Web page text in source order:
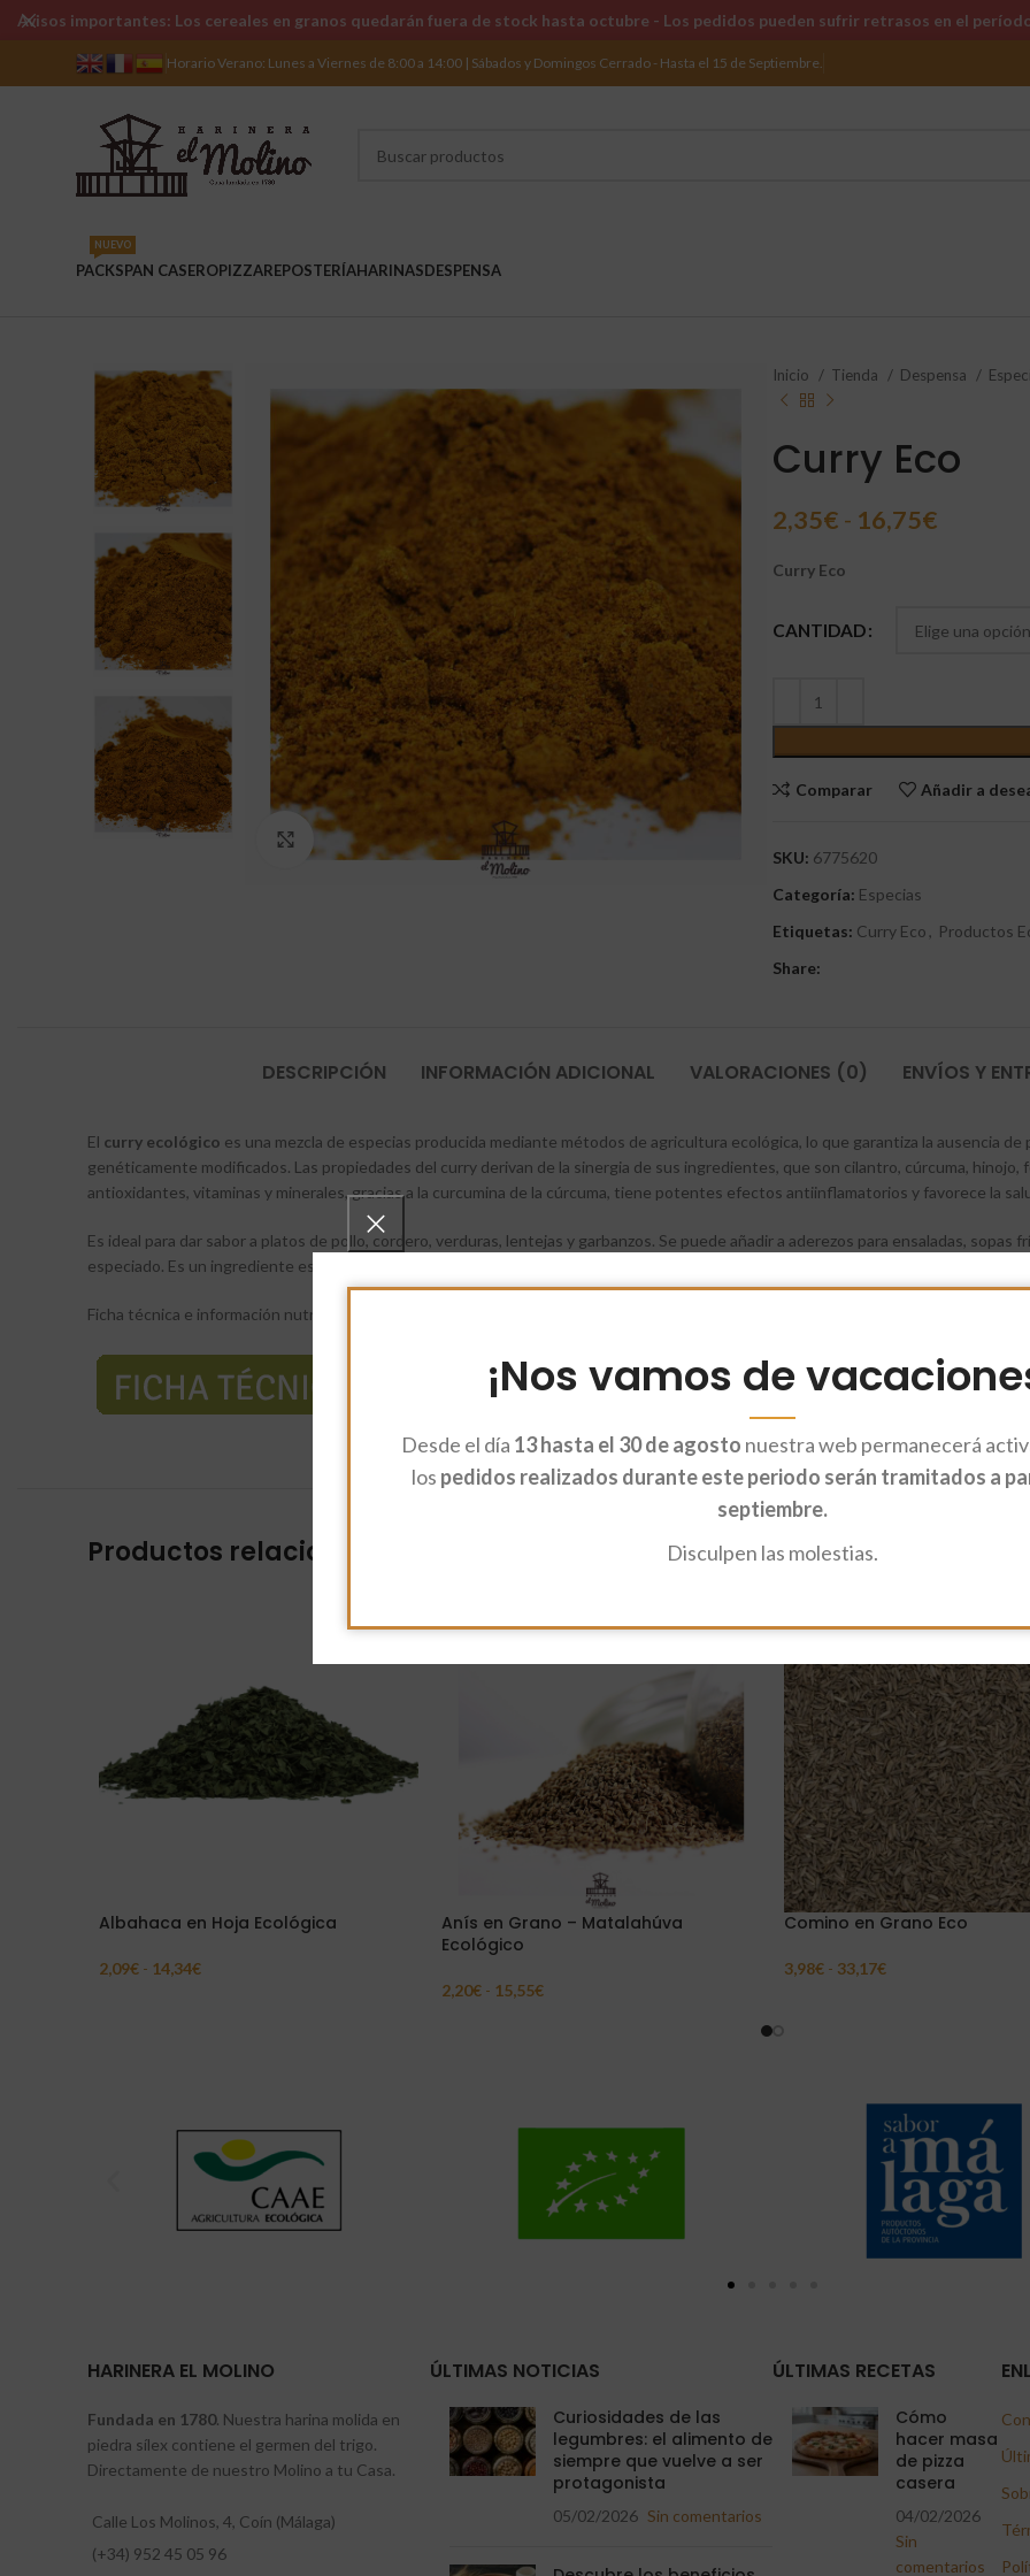
¡Nos vamos de
Desde el día 13 hasta el 30 de agosto nuestra web permanecerá
los pedidos realizados durante este periodo serán tramitados a
septiembre.
Disculpen las molestias.
Horario Verano: Lunes a Viernes de 8:00 a 14:00 | Sábados y Domingos Cerrado - Hasta el 15 de Septiembre.
PACKS
NUEVO
PAN CASEROPIZZAREPOSTERÍAHARINASDESPENSA
Click to enlarge
Inicio Tienda Despensa
Curry Eco
2,35€ - 16,75€
Curry Eco
CANTIDAD
Comparar Añadir a
SKU: 6775620
Categoría: Especias
Etiquetas: Curry Eco , Productos
Share:
DESCRIPCIÓN INFORMACIÓN ADICIONAL VALORACIONES (0) ENVÍOS Y
El curry ecológico es una mezcla de especias producida mediante métodos de agricultura ecológica, lo que garantiza la ausencia
genéticamente modificados. Las propiedades del curry derivan de la sinergia de sus ingredientes, que son cilantro, cúrcuma, hinojo,
antioxidantes, vitaminas y minerales, gracias a la curcumina de la cúrcuma, tiene potentes efectos antiinflamatorios y favorece la
Es ideal para dar sabor a platos de pollo, cordero, verduras, lentejas y garbanzos. Se puede añadir a aderezos para ensaladas,
especiado. Es un ingrediente esencial en recetas populares como «pollo al curry», «arroz al curry» o «curry vegano con tofu».
Ficha técnica e información nutricional:
Productos relacionados
Albahaca en Hoja Ecológica
2,09€ - 14,34€
Anís en Grano – Matalahúva
Ecológico
2,20€ - 15,55€
Comino en Grano Eco
3,98€ - 33,17€
HARINERA EL MOLINO
Fundada en 1780. Nuestra harina molida en
piedra sílex contiene el germen del trigo.
Directamente de nuestro Molino a tu Casa.
Calle Los Molinos, 4, Coín (Málaga)
(+34) 952 45 05 96
ÚLTIMAS NOTICIAS
Curiosidades de las
legumbres: el alimento de
siempre que vuelve a ser
protagonista
05/02/2026 Sin comentarios
ÚLTIMAS RECETAS
Cómo
hacer masa
de pizza
casera
04/02/2026
Sin
comentarios
Avisos importantes: Los cereales en granos quedarán fuera de stock hasta octubre - Los pedidos pueden sufrir retrasos en el